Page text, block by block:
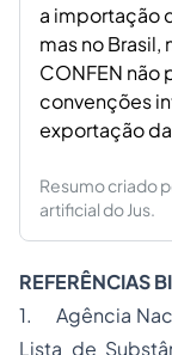
a importação
mas no
CONFEN não
convenções
exportação
Resumo criado
artificial do Jus.
REFERÊNCIAS
1. Agência
Lista de